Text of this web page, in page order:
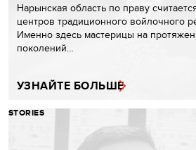
Нарынская область по праву
центров традиционного войлочного
Именно здесь мастерицы на
поколений…
УЗНАЙТЕ БОЛЬШЕ
STORIES